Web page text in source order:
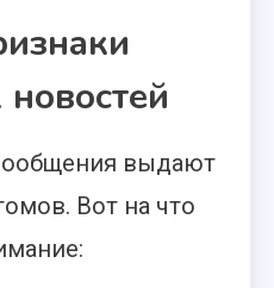
выдают
Вот на что